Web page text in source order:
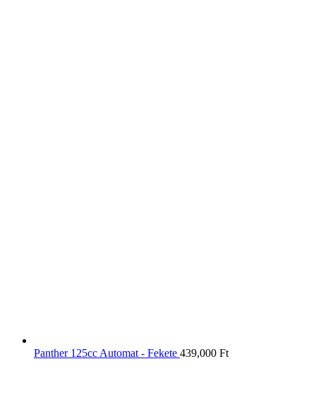
Panther 125cc Automat - Fekete 439,000 Ft